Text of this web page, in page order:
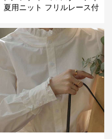
夏用ニット フリルレース付